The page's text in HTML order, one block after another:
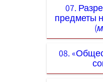
07.
предметы
(
08.